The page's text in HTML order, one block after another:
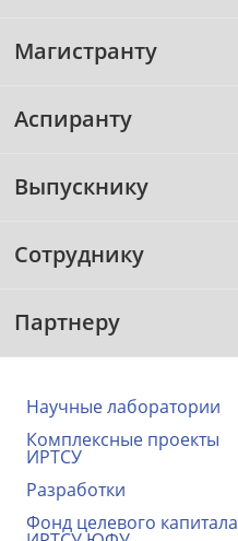
Магистранту
Аспиранту
Выпускнику
Сотруднику
Партнеру
Научные лаборатории
Комплексные проекты
ИРТСУ
Разработки
Фонд целевого капитала